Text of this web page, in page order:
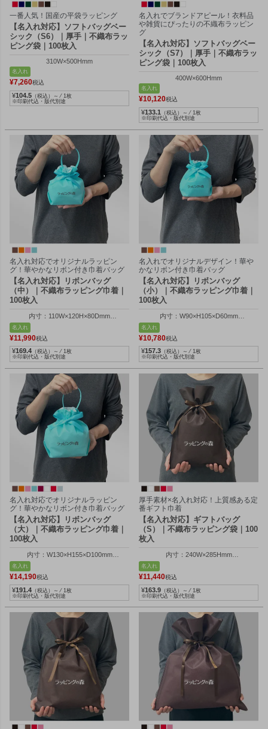
一番人気！国産の平袋ラッピング
【名入れ対応】ソフトバッグベー
シック（S6）｜厚手｜不織布ラッ
ピング袋｜100枚入
310W×500Hmm
名入れ
¥7,260税込
¥104.5 （税込）～ ⁄ 1枚
※印刷代込・版代別途
名入れでブランドアピール！衣料品
や雑貨にぴったりの不織布ラッピン
グ
【名入れ対応】ソフトバッグベー
シック（S7）｜厚手｜不織布ラッ
ピング袋｜100枚入
400W×600Hmm
名入れ
¥10,120税込
¥133.1
（税込）～ ⁄ 1枚
※印刷代込・版代別途
名入れ対応でオリジナルラッピン
グ！華やかなリボン付き巾着バッグ
【名入れ対応】リボンバッグ
（中）｜不織布ラッピング巾着｜
100枚入
内寸：110W×120H×80Dmm
外寸：110W×165H×80Dmm
名入れ
¥11,990税込
¥169.4 （税込）～ ⁄ 1枚
※印刷代込・版代別途
名入れでオリジナルデザイン！華や
かなリボン付き巾着バッグ
【名入れ対応】リボンバッグ
（小）｜不織布ラッピング巾着｜
100枚入
内寸：W90×H105×D60mm
外寸：W90×H145×D60mm
名入れ
¥10,780税込
¥157.3 （税込）～ ⁄ 1枚
※印刷代込・版代別途
名入れ対応でオリジナルラッピン
グ！華やかなリボン付き巾着バッグ
【名入れ対応】リボンバッグ
（大）｜不織布ラッピング巾着｜
100枚入
内寸：W130×H155×D100mm
外寸：W130×H205×D100mm
名入れ
¥14,190税込
¥191.4 （税込）～ ⁄ 1枚
※印刷代込・版代別途
厚手素材×名入れ対応！上質感ある定
番ギフト巾着
【名入れ対応】ギフトバッグ
（S）｜不織布ラッピング袋｜100
枚入
内寸：240W×285Hmm
名入れ
¥11,440税込
¥163.9 （税込）～ ⁄ 1枚
※印刷代込・版代別途